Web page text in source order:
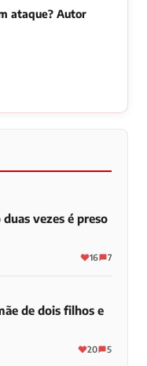
ataque? Autor
vezes é preso
16 7
de dois filhos e
20 5